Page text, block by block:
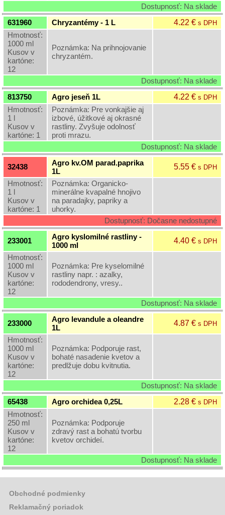
Dostupnosť: Na sklade
631960
Chryzantémy - 1 L 4.22 €s DPH
Hmotnosť:
1000 ml
Kusov v
kartóne:
12
Poznámka: Na prihnojovanie
chryzantém.
Dostupnosť: Na sklade
813750
Agro jeseň 1L 4.22 €s DPH
Hmotnosť:
1 l
Kusov v
kartóne: 1
Poznámka: Pre vonkajšie aj
izbové, úžitkové aj okrasné
rastliny. Zvyšuje odolnosť
proti mrazu.
Dostupnosť: Na sklade
32438
Agro kv.OM parad.paprika
1L
5.55 €s DPH
Hmotnosť:
1 l
Kusov v
kartóne: 1
Poznámka: Organicko-
minerálne kvapalné hnojivo
na paradajky, papriky a
uhorky.
Dostupnosť: Dočasne nedostupné
233001
Agro kyslomilné rastliny -
1000 ml
4.40 €s DPH
Hmotnosť:
1000 ml
Kusov v
kartóne:
12
Poznámka: Pre kyselomilné
rastliny napr. : azalky,
rododendrony, vresy..
Dostupnosť: Na sklade
233000
Agro levandule a oleandre
1L
4.87 €s DPH
Hmotnosť:
1000 ml
Kusov v
kartóne:
12
Poznámka: Podporuje rast,
bohaté nasadenie kvetov a
predlžuje dobu kvitnutia.
Dostupnosť: Na sklade
65438
Agro orchidea 0,25L 2.28 €s DPH
Hmotnosť:
250 ml
Kusov v
kartóne:
12
Poznámka: Podporuje
zdravý rast a bohatú tvorbu
kvetov orchideí.
Dostupnosť: Na sklade
Obchodné podmienky
Reklamačný poriadok